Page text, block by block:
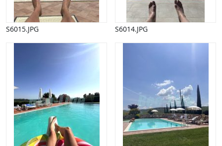
Påske
Penge, finans
Piktogrammer
Pinse
Skibe, både, søfart
Sommer
Spil
Sport
Spots
S6015.JPG S6014.JPG